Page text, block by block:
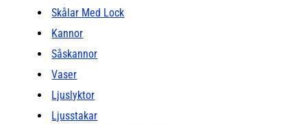
Skålar Med Lock
Kannor
Såskannor
Vaser
Ljuslyktor
Ljusstakar